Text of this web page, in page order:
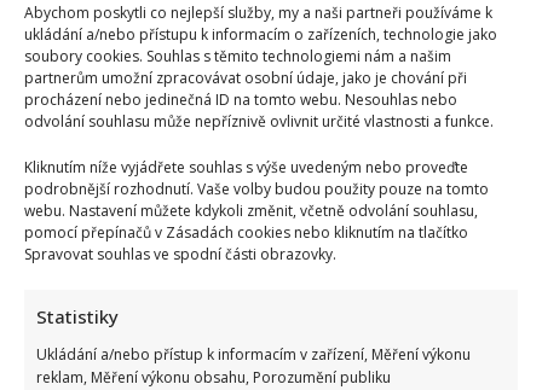
Abychom poskytli co nejlepší služby, my a naši partneři používáme k
ukládání a/nebo přístupu k informacím o zařízeních, technologie jako
soubory cookies. Souhlas s těmito technologiemi nám a našim
partnerům umožní zpracovávat osobní údaje, jako je chování při
procházení nebo jedinečná ID na tomto webu. Nesouhlas nebo
odvolání souhlasu může nepříznivě ovlivnit určité vlastnosti a funkce.
Kliknutím níže vyjádřete souhlas s výše uvedeným nebo proveďte
podrobnější rozhodnutí. Vaše volby budou použity pouze na tomto
webu. Nastavení můžete kdykoli změnit, včetně odvolání souhlasu,
pomocí přepínačů v Zásadách cookies nebo kliknutím na tlačítko
Spravovat souhlas ve spodní části obrazovky.
Statistiky
Ukládání a/nebo přístup k informacím v zařízení, Měření výkonu
reklam, Měření výkonu obsahu, Porozumění publiku
Dagmar Pecková pod palbou kritiky: Mračková Vildumetzová
jí vytkla natáčení se při řízení a ptá se, zda je to v pořádku